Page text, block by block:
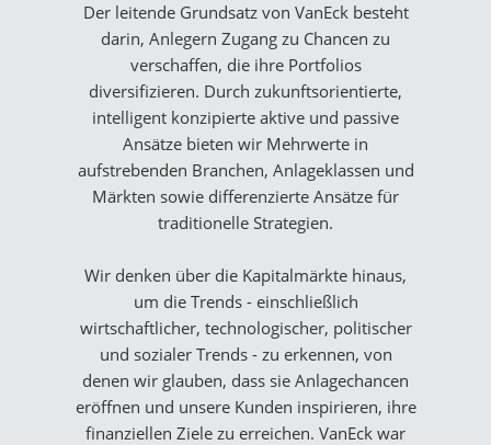
Der leitende Grundsatz von VanEck besteht
darin, Anlegern Zugang zu Chancen zu
verschaffen, die ihre Portfolios
diversifizieren. Durch zukunftsorientierte,
intelligent konzipierte aktive und passive
Ansätze bieten wir Mehrwerte in
aufstrebenden Branchen, Anlageklassen und
Märkten sowie differenzierte Ansätze für
traditionelle Strategien.
Wir denken über die Kapitalmärkte hinaus,
um die Trends - einschließlich
wirtschaftlicher, technologischer, politischer
und sozialer Trends - zu erkennen, von
denen wir glauben, dass sie Anlagechancen
eröffnen und unsere Kunden inspirieren, ihre
finanziellen Ziele zu erreichen. VanEck war